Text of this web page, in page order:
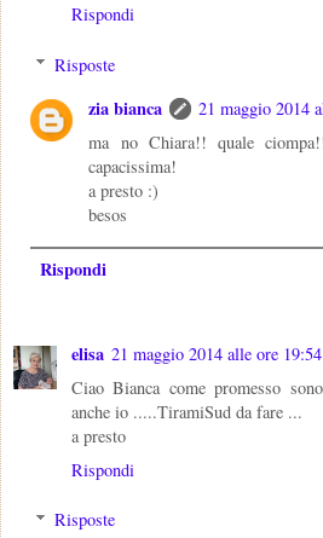
Rispondi
Risposte
zia bianca
21 maggio 2014
ma no Chiara!! quale
capacissima!
a presto :)
besos
Rispondi
elisa 21 maggio 2014 alle ore 19:54
Ciao Bianca come promesso
anche io .....TiramiSud da fare ...
a presto
Rispondi
Risposte